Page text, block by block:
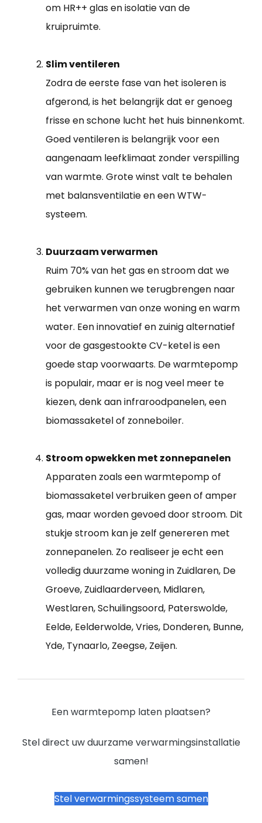
om HR++ glas en isolatie van de
kruipruimte.
Slim ventileren
Zodra de eerste fase van het isoleren is
afgerond, is het belangrijk dat er genoeg
frisse en schone lucht het huis binnenkomt.
Goed ventileren is belangrijk voor een
aangenaam leefklimaat zonder verspilling
van warmte. Grote winst valt te behalen
met balansventilatie en een WTW-
systeem.
Duurzaam verwarmen
Ruim 70% van het gas en stroom dat we
gebruiken kunnen we terugbrengen naar
het verwarmen van onze woning en warm
water. Een innovatief en zuinig alternatief
voor de gasgestookte CV-ketel is een
goede stap voorwaarts. De warmtepomp
is populair, maar er is nog veel meer te
kiezen, denk aan infraroodpanelen, een
biomassaketel of zonneboiler.
Stroom opwekken met zonnepanelen
Apparaten zoals een warmtepomp of
biomassaketel verbruiken geen of amper
gas, maar worden gevoed door stroom. Dit
stukje stroom kan je zelf genereren met
zonnepanelen. Zo realiseer je echt een
volledig duurzame woning in Zuidlaren, De
Groeve, Zuidlaarderveen, Midlaren,
Westlaren, Schuilingsoord, Paterswolde,
Eelde, Eelderwolde, Vries, Donderen, Bunne,
Yde, Tynaarlo, Zeegse, Zeijen.
Een warmtepomp laten plaatsen?
Stel direct uw duurzame verwarmingsinstallatie
samen!
Stel verwarmingssysteem samen